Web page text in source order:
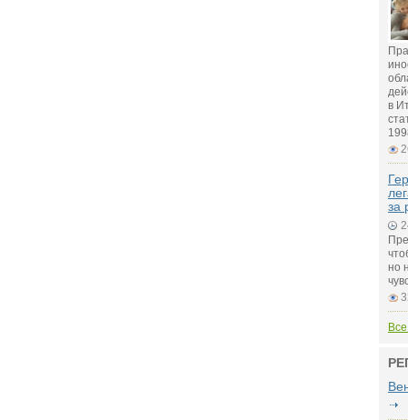
в
за
но